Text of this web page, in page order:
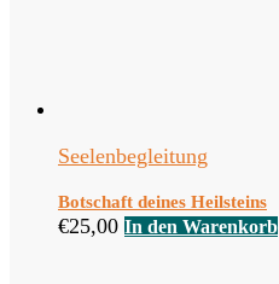
Seelenbegleitung
Botschaft deines Heilsteins
€25,00 In den Warenkorb